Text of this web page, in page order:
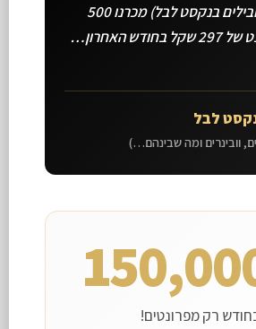
המנטורים המובילים בנקסט לבל) מכרנו 500
חתיכות מפרונט של 297 שקל בחודש האחרון…
נקסט לבל
וובינרים ומה שבינהם…)
רק מפרונטים!